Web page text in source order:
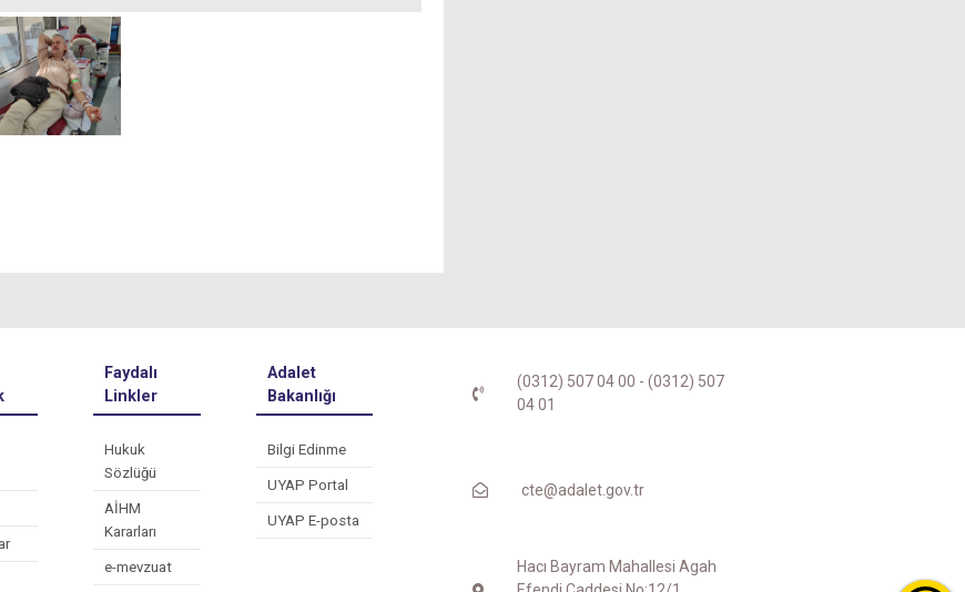
Faydalı
Linkler
Hukuk
Sözlüğü
AİHM
Kararları
e-mevzuat
Adalet
Bakanlığı
Bilgi Edinme
UYAP Portal
UYAP E-posta
(0312) 507 04 00 - (0312) 507
04 01
cte@adalet.gov.tr
Hacı Bayram Mahallesi Agah